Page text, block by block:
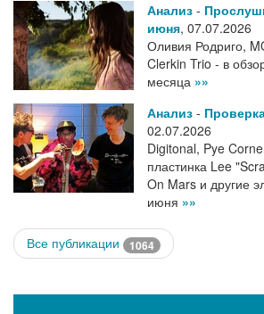
Анализ -
июня, 07.07.2026
Оливия Родриго,
Clerkin Trio - в
месяца »»
Анализ -
02.07.2026
Digitonal, Pye
пластинка Lee
On Mars и другие
июня »»
Все публикации 1064